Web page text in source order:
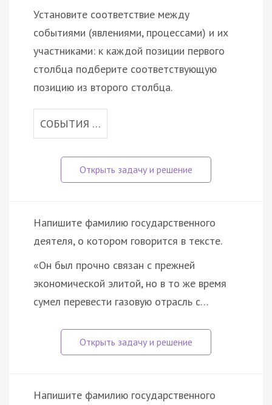
Установите соответствие между
событиями (явлениями, процессами) и их
участниками: к каждой позиции первого
столбца подберите соответствующую
позицию из второго столбца.
СОБЫТИЯ …
Напишите фамилию государственного
деятеля, о котором говорится в тексте.
«Он был прочно связан с прежней
экономической элитой, но в то же время
сумел перевести газовую отрасль с…
Напишите фамилию государственного